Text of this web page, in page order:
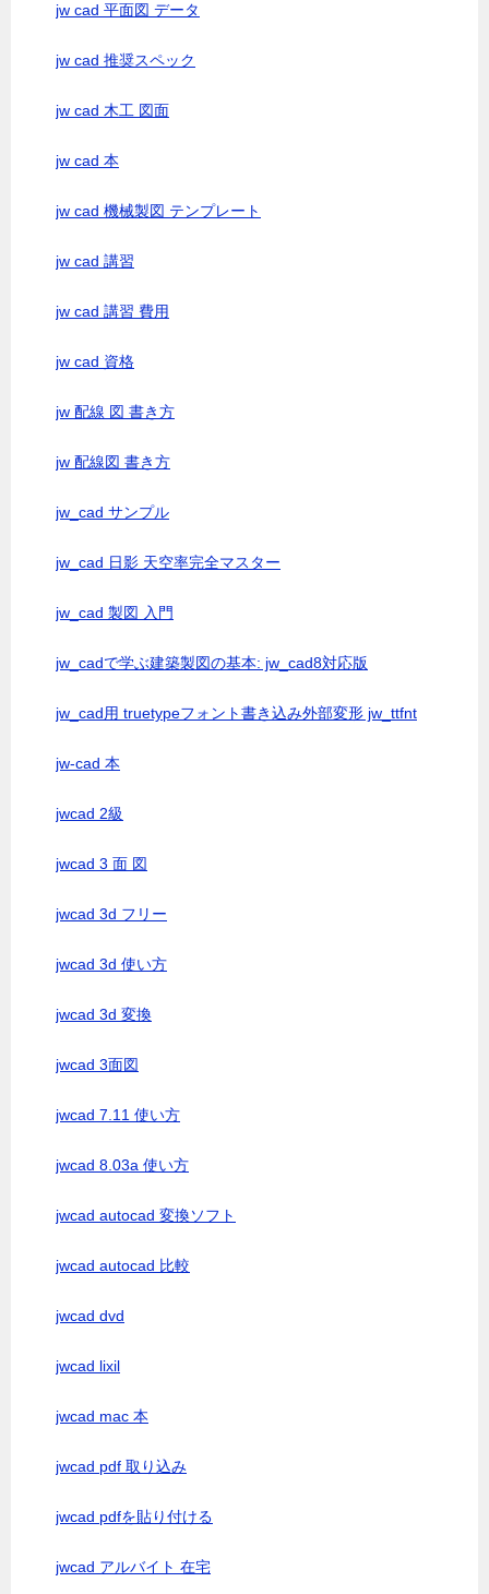
jw cad 平面図 データ
jw cad 推奨スペック
jw cad 木工 図面
jw cad 本
jw cad 機械製図 テンプレート
jw cad 講習
jw cad 講習 費用
jw cad 資格
jw 配線 図 書き方
jw 配線図 書き方
jw_cad サンプル
jw_cad 日影 天空率完全マスター
jw_cad 製図 入門
jw_cadで学ぶ建築製図の基本: jw_cad8対応版
jw_cad用 truetypeフォント書き込み外部変形 jw_ttfnt
jw-cad 本
jwcad 2級
jwcad 3 面 図
jwcad 3d フリー
jwcad 3d 使い方
jwcad 3d 変換
jwcad 3面図
jwcad 7.11 使い方
jwcad 8.03a 使い方
jwcad autocad 変換ソフト
jwcad autocad 比較
jwcad dvd
jwcad lixil
jwcad mac 本
jwcad pdf 取り込み
jwcad pdfを貼り付ける
jwcad アルバイト 在宅